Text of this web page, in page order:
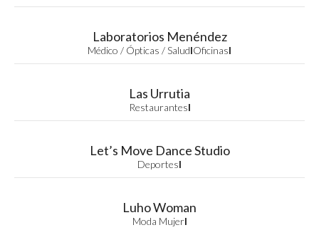
Laboratorios Menéndez
Médico / Ópticas / SaludIOficinasI
Las Urrutia
RestaurantesI
Let’s Move Dance Studio
DeportesI
Luho Woman
Moda MujerI